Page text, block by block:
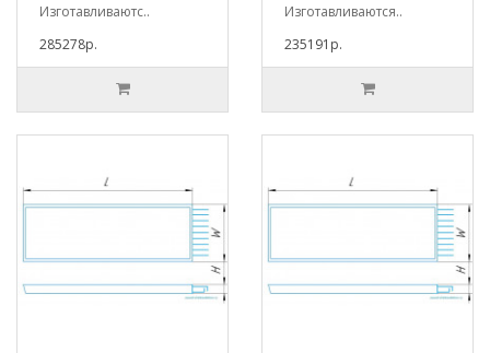
Изготавливаютс..
285278р.
Изготавливаются..
235191р.